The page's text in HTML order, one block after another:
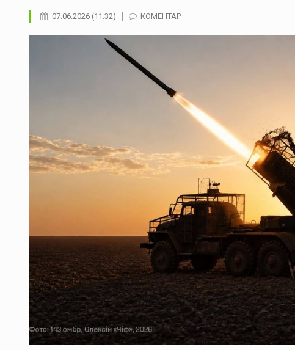
07.06.2026 (11:32) КОМЕНТАР